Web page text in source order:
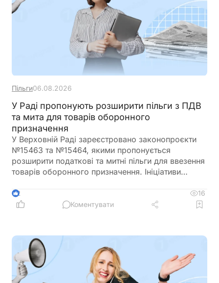
Пільги06.08.2026
У Раді пропонують розширити пільги з ПДВ
та мита для товарів оборонного
призначення
У Верховній Раді зареєстровано законопроєкти
№15463 та №15464, якими пропонується
розширити податкові та митні пільги для ввезення
товарів оборонного призначення. Ініціативи
ввізного мита на поставки, що фінансуються
іноземними державами, міжнародними
підприємств, які зможуть скористатися такими
пільгами
2
16
Коментувати